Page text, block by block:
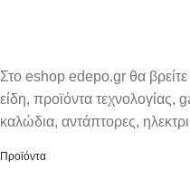
Στο eshop edepo.gr θα βρείτε
είδη, προϊόντα τεχνολογίας,
καλώδια, αντάπτορες,
Προϊόντα